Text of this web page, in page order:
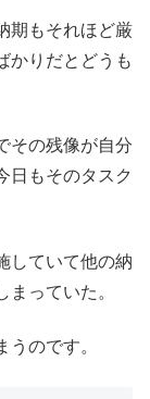
期もそれほど厳
かりだとどうも
その残像が自分
日もそのタスク
していて他の納
っていた。
のです。